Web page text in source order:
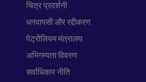
चित्र प्रदर्शनी
धनवापसी और रद्दीकरण
पेट्रोलियम मंत्रालय
अभिगम्यता विवरण
सर्वाधिकार नीति